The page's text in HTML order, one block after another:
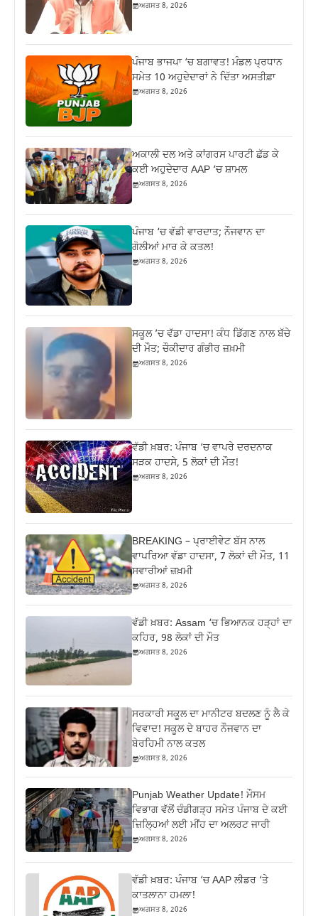
ਅਗਸਤ 8, 2026
ਪੰਜਾਬ ਭਾਜਪਾ ‘ਚ ਬਗਾਵਤ! ਮੰਡਲ ਪ੍ਰਧਾਨ
ਸਮੇਤ 10 ਅਹੁਦੇਦਾਰਾਂ ਨੇ ਦਿੱਤਾ ਅਸਤੀਫ਼ਾ
ਅਗਸਤ 8, 2026
ਅਕਾਲੀ ਦਲ ਅਤੇ ਕਾਂਗਰਸ ਪਾਰਟੀ ਛੱਡ ਕੇ
ਕਈ ਅਹੁਦੇਦਾਰ AAP ‘ਚ ਸ਼ਾਮਲ
ਅਗਸਤ 8, 2026
ਪੰਜਾਬ ‘ਚ ਵੱਡੀ ਵਾਰਦਾਤ; ਨੌਜਵਾਨ ਦਾ
ਗੋਲੀਆਂ ਮਾਰ ਕੇ ਕਤਲ!
ਅਗਸਤ 8, 2026
ਸਕੂਲ ’ਚ ਵੱਡਾ ਹਾਦਸਾ! ਕੰਧ ਡਿੱਗਣ ਨਾਲ ਬੱਚੇ
ਦੀ ਮੌਤ; ਚੌਕੀਦਾਰ ਗੰਭੀਰ ਜ਼ਖ਼ਮੀ
ਅਗਸਤ 8, 2026
ਵੱਡੀ ਖ਼ਬਰ: ਪੰਜਾਬ ‘ਚ ਵਾਪਰੇ ਦਰਦਨਾਕ
ਸੜਕ ਹਾਦਸੇ, 5 ਲੋਕਾਂ ਦੀ ਮੌਤ!
ਅਗਸਤ 8, 2026
BREAKING – ਪ੍ਰਾਈਵੇਟ ਬੱਸ ਨਾਲ
ਵਾਪਰਿਆ ਵੱਡਾ ਹਾਦਸਾ, 7 ਲੋਕਾਂ ਦੀ ਮੌਤ, 11
ਸਵਾਰੀਆਂ ਜ਼ਖ਼ਮੀ
ਅਗਸਤ 8, 2026
ਵੱਡੀ ਖ਼ਬਰ: Assam ‘ਚ ਭਿਆਨਕ ਹੜ੍ਹਾਂ ਦਾ
ਕਹਿਰ, 98 ਲੋਕਾਂ ਦੀ ਮੌਤ
ਅਗਸਤ 8, 2026
ਸਰਕਾਰੀ ਸਕੂਲ ਦਾ ਮਾਨੀਟਰ ਬਦਲਣ ਨੂੰ ਲੈ ਕੇ
ਵਿਵਾਦ! ਸਕੂਲ ਦੇ ਬਾਹਰ ਨੌਜਵਾਨ ਦਾ
ਬੇਰਹਿਮੀ ਨਾਲ ਕਤਲ
ਅਗਸਤ 8, 2026
Punjab Weather Update! ਮੌਸਮ
ਵਿਭਾਗ ਵੱਲੋਂ ਚੰਡੀਗੜ੍ਹ ਸਮੇਤ ਪੰਜਾਬ ਦੇ ਕਈ
ਜ਼ਿਲ੍ਹਿਆਂ ਲਈ ਮੀਂਹ ਦਾ ਅਲਰਟ ਜਾਰੀ
ਅਗਸਤ 8, 2026
ਵੱਡੀ ਖ਼ਬਰ: ਪੰਜਾਬ ‘ਚ AAP ਲੀਡਰ ‘ਤੇ
ਕਾਤਲਾਨਾ ਹਮਲਾ!
ਅਗਸਤ 8, 2026